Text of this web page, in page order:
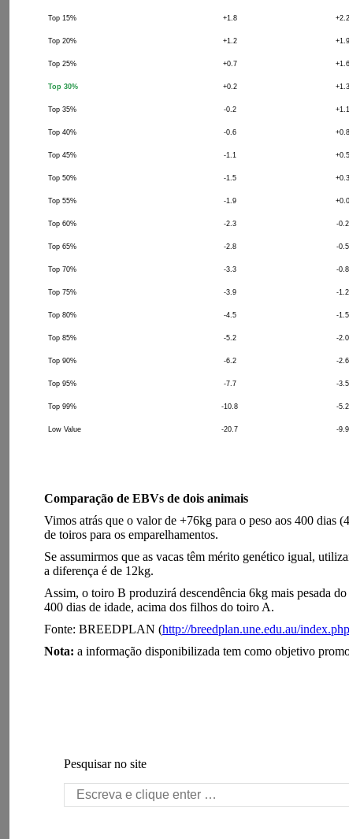
Top 15% +1.8 +2.2
Top 20% +1.2 +1.9
Top 25% +0.7 +1.6
Top 30% +0.2 +1.3
Top 35% -0.2 +1.1
Top 40% -0.6 +0.8
Top 45% -1.1 +0.5
Top 50% -1.5 +0.3
Top 55% -1.9 +0.0
Top 60% -2.3 -0.2
Top 65% -2.8 -0.5
Top 70% -3.3 -0.8
Top 75% -3.9 -1.2
Top 80% -4.5 -1.5
Top 85% -5.2 -2.0
Top 90% -6.2 -2.6
Top 95% -7.7 -3.5
Top 99% -10.8 -5.2
Low Value -20.7 -9.9
Comparação de EBVs de dois animais
Vimos atrás que o valor de +76kg para o peso aos 400 dias
de toiros para os emparelhamentos.
Se assumirmos que as vacas têm mérito genético igual,
a diferença é de 12kg.
Assim, o toiro B produzirá descendência 6kg mais pesada
400 dias de idade, acima dos filhos do toiro A.
Fonte: BREEDPLAN (http://breedplan.une.edu.au/index.php
Nota: a informação disponibilizada tem como objetivo
Pesquisar no site
Search: